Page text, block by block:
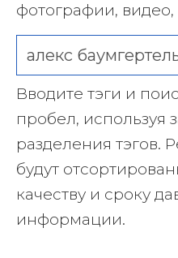
фотографии, видео,
Вводите тэги и
пробел, используя
разделения тэгов.
будут
качеству и сроку
информации.